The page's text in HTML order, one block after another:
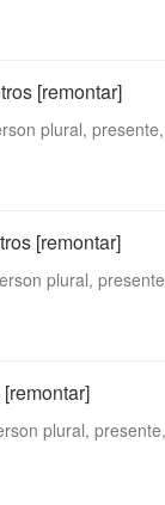
[remontar]
plural,
[remontar]
plural,
plural,